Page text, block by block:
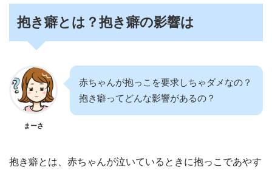
抱き癖とは？抱き癖の影響は
まーさ
赤ちゃんが抱っこを要求しちゃダメなの？
抱き癖ってどんな影響があるの？
抱き癖とは、赤ちゃんが泣いているときに抱っこであやす